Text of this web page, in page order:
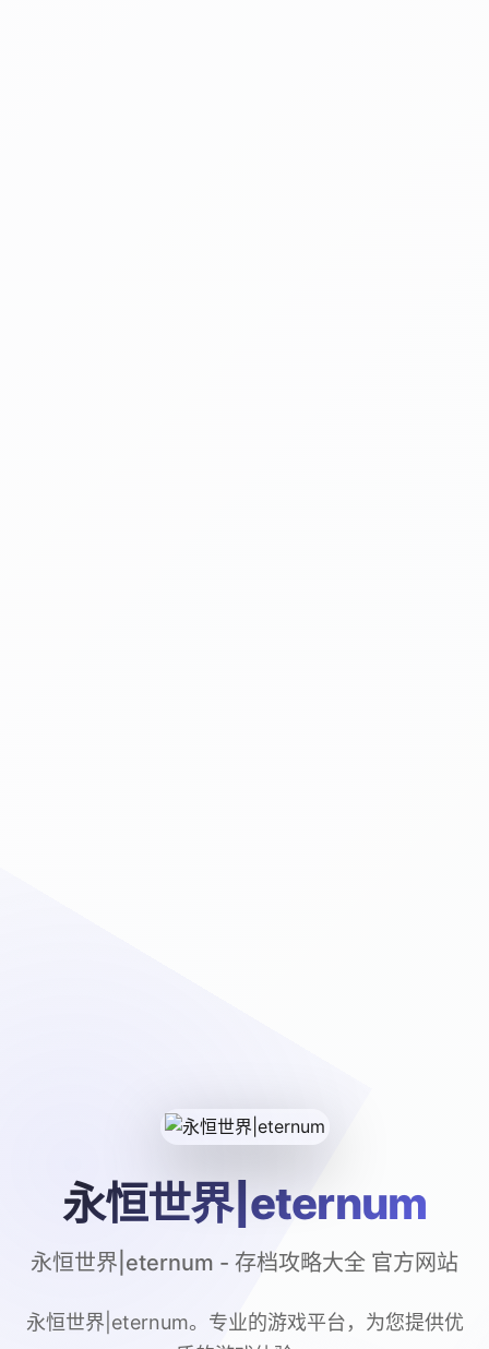
永恒世界|eternum
永恒世界|eternum - 存档攻略大全 官方网站
永恒世界|eternum。专业的游戏平台，为您提供优